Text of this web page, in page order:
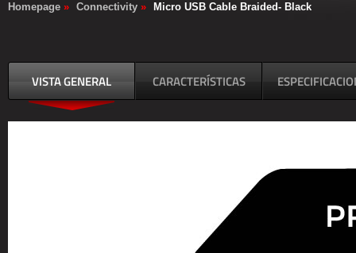
Homepage » Connectivity » Micro USB Cable Braided- Black
VISTA GENERAL CARACTERÍSTICAS